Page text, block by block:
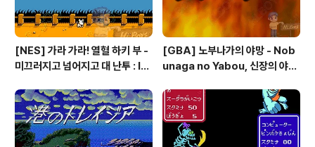
[NES] 가라 가라! 열혈 하키 부 -
미끄러지고 넘어지고 대 난투 : Ik
- Subette Koronde Dai Ran
tou, いけいけ熱血ホッケー部
すべってころんで大乱闘
[GBA] 노부나가의 야망 - Nob
unaga no Yabou, 신장의 야망